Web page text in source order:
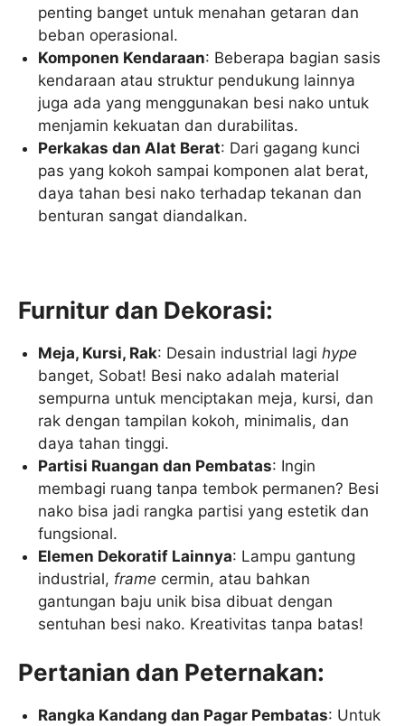
penting banget untuk menahan getaran dan
beban operasional.
Komponen Kendaraan: Beberapa bagian sasis
kendaraan atau struktur pendukung lainnya
juga ada yang menggunakan besi nako untuk
menjamin kekuatan dan durabilitas.
Perkakas dan Alat Berat: Dari gagang kunci
pas yang kokoh sampai komponen alat berat,
daya tahan besi nako terhadap tekanan dan
benturan sangat diandalkan.
Furnitur dan Dekorasi:
Meja, Kursi, Rak: Desain industrial lagihype
banget, Sobat! Besi nako adalah material
sempurna untuk menciptakan meja, kursi, dan
rak dengan tampilan kokoh, minimalis, dan
daya tahan tinggi.
Partisi Ruangan dan Pembatas: Ingin
membagi ruang tanpa tembok permanen? Besi
nako bisa jadi rangka partisi yang estetik dan
fungsional.
Elemen Dekoratif Lainnya: Lampu gantung
industrial, frame cermin, atau bahkan
gantungan baju unik bisa dibuat dengan
sentuhan besi nako. Kreativitas tanpa batas!
Pertanian dan Peternakan:
Rangka Kandang dan Pagar Pembatas: Untuk